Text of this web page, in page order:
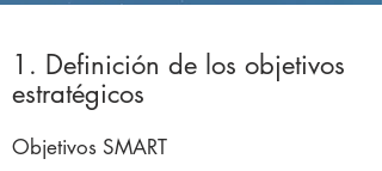
1. Definición de los objetivos
estratégicos
Objetivos SMART